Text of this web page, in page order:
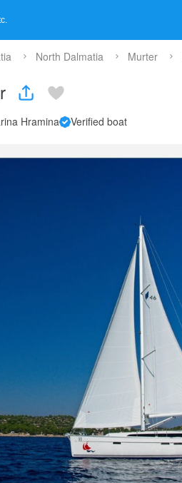
North Dalmatia Murter
Hramina Verified boat